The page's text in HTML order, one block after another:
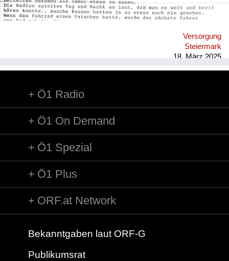
Versorgung
Steiermark
18. März 2025
Ö1 Radio
Ö1 On Demand
Ö1 Spezial
Ö1 Plus
ORF.at Network
Bekanntgaben laut ORF-G
Publikumsrat